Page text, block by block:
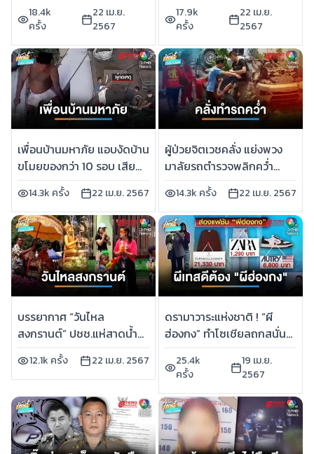
18.4k
ครั้ง
22 เม.ย.
2567
17.9k
ครั้ง
22 เม.ย.
2567
เพื่อนบ้านมหาภัย แอบงัดบ้าน
ขโมยของกว่า 10 รอบ เสีย
หายหลักแสนบาท | เช้านี้ที่
หมอชิต
14.3k ครั้ง 22 เม.ย. 2567
ผู้ป่วยจิตเวชคลั่ง แย่งพวง
มาลัยรถตำรวจพลิกคว่ำ
ตำรวจดับ 1 เจ็บ 3 นาย | เช้านี้
ที่หมอชิต
14.3k ครั้ง 22 เม.ย. 2567
บรรยากาศ “วันไหล
สงกรานต์” ปชช.แห่สาดน้ำ
ชุ่มฉ่ำ | เช้านี้ที่หมอชิต
12.1k ครั้ง 22 เม.ย. 2567
ดรามาวาระแห่งชาติ ! “ผี
ฮ่องกง” ทำโซเชียลถกสนั่น
คนหรือผี ? | เช้านี้ที่หมอชิต
25.4k
ครั้ง
19 เม.ย.
2567